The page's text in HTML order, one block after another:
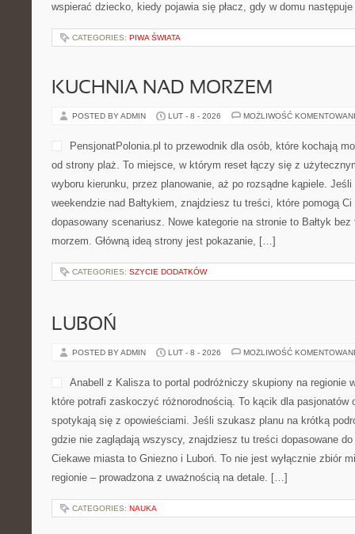
wspierać dziecko, kiedy pojawia się płacz, gdy w domu
CATEGORIES: PIWA ŚWIATA
KUCHNIA NAD MORZEM
POSTED BY ADMIN LUT - 8 - 2026 MOŻLIWOŚĆ
PensjonatPolonia.pl to przewodnik dla osób, które kochają
od strony plaż. To miejsce, w którym reset łączy się z
wyboru kierunku, przez planowanie, aż po rozsądne kąpiele.
weekendzie nad Bałtykiem, znajdziesz tu treści, które pomogą Ci
dopasowany scenariusz. Nowe kategorie na stronie to Bałtyk
morzem. Główną ideą strony jest pokazanie, […]
CATEGORIES: SZYCIE DODATKÓW
LUBOŃ
POSTED BY ADMIN LUT - 8 - 2026 MOŻLIWOŚĆ
Anabell z Kalisza to portal podróżniczy skupiony na regionie
które potrafi zaskoczyć różnorodnością. To kącik dla pasjonatów
spotykają się z opowieściami. Jeśli szukasz planu na krótką
gdzie nie zaglądają wszyscy, znajdziesz tu treści dopasowane
Ciekawe miasta to Gniezno i Luboń. To nie jest wyłącznie zbiór
regionie – prowadzona z uważnością na detale. […]
CATEGORIES: NAUKA